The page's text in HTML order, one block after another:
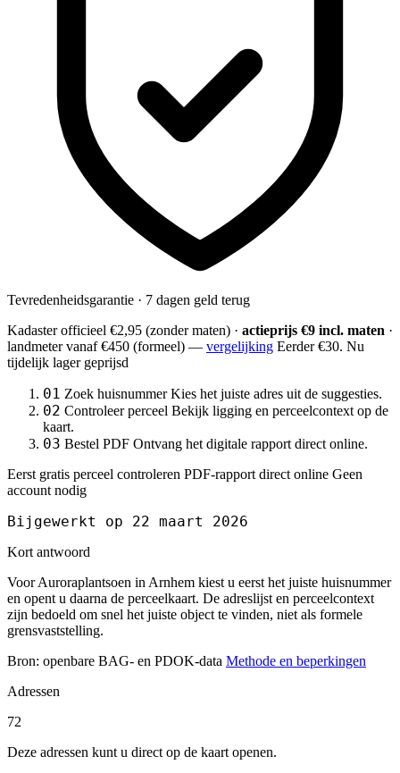
Tevredenheidsgarantie · 7 dagen geld terug
Kadaster officieel €2,95 (zonder maten) · actieprijs €9 incl. maten ·
landmetervanaf €450 (formeel) — vergelijking Eerder €30. Nu
tijdelijk lager geprijsd
01 Zoek huisnummer Kies het juiste adres uit de suggesties.
02 Controleer perceel Bekijk ligging en perceelcontext op de
kaart.
03 Bestel PDF Ontvang het digitale rapport direct online.
Eerst gratis perceel controleren PDF-rapport direct online Geen
account nodig
Bijgewerkt op 22 maart 2026
Kort antwoord
Voor Auroraplantsoen in Arnhem kiest u eerst het juiste huisnummer
en opent u daarna de perceelkaart. De adreslijst en perceelcontext
zijn bedoeld om snel het juiste object te vinden, niet als formele
grensvaststelling.
Bron: openbare BAG- en PDOK-data Methode en beperkingen
Adressen
72
Deze adressen kunt u direct op de kaart openen.